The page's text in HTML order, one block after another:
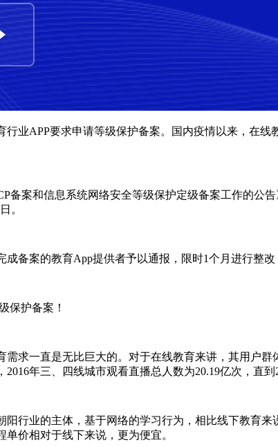
业APP要求申请等级保护备案。国内疫情以来，在
备案和信息系统网络安全等级保护定级备案工作的公
。
备案的教育App提供者予以通报，限时1个月进行整改
保护备案！
求一直是无比巨大的。对于在线教育来讲，其用户
年三、四线城市观看直播总人数为20.19亿次，直到
行业的主体，基于网络的学习行为，相比线下教育
价相对于线下来说，更为便宜。